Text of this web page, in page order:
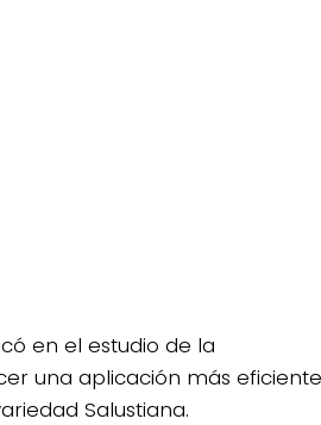
en el estudio de la
una aplicación más eficiente
Salustiana.